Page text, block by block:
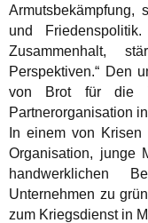
Armutsbekämpfung,
und
Zusammenhalt,
Perspektiven.“ Den
von Brot für die
Partnerorganisation
In einem von
Organisation, junge
handwerklichen
Unternehmen zu
zum Kriegsdienst in